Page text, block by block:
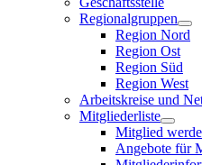
Regionalgruppen
Region Nord
Region Ost
Region Süd
Region West
Arbeitskreise und
Mitgliederliste
Mitglied
Angebote für